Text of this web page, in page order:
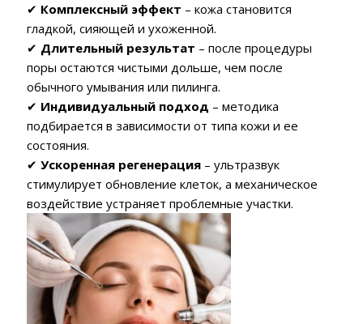
✔ Комплексный эффект – кожа становится
гладкой, сияющей и ухоженной.
✔ Длительный результат – после процедуры
поры остаются чистыми дольше, чем после
обычного умывания или пилинга.
✔ Индивидуальный подход – методика
подбирается в зависимости от типа кожи и ее
состояния.
✔ Ускоренная регенерация – ультразвук
стимулирует обновление клеток, а механическое
воздействие устраняет проблемные участки.